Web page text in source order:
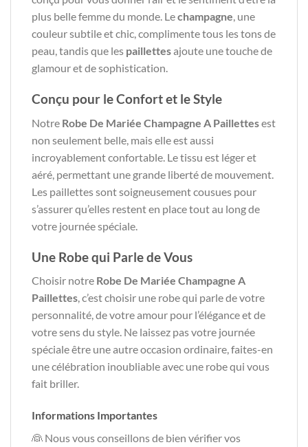
plus belle femme du monde. Lechampagne, une
couleur subtile et chic, complimente tous les tons de
peau, tandis que les paillettesajoute une touche de
glamour et de sophistication.
Conçu pour le Confort et le Style
Notre Robe De Mariée Champagne A Paillettesest
non seulement belle, mais elle est aussi
incroyablement confortable. Le tissu est léger et
aéré, permettant une grande liberté de mouvement.
Les paillettes sont soigneusement cousues pour
s’assurer qu’elles restent en place tout au long de
votre journée spéciale.
Une Robe qui Parle de Vous
Choisir notre Robe De Mariée Champagne A
Paillettes, c’est choisir une robe qui parle de votre
personnalité, de votre amour pour l’élégance et de
votre sens du style. Ne laissez pas votre journée
spéciale être une autre occasion ordinaire, faites-en
une célébration inoubliable avec une robe qui vous
fait briller.
Informations Importantes
👰 Nous vous conseillons de bien vérifier vos